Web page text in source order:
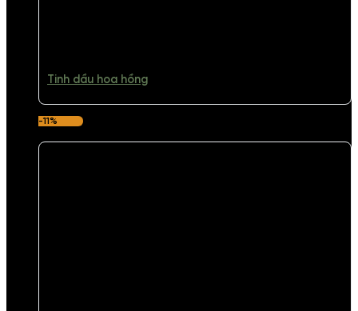
Tinh dầu hoa hồng
-11%